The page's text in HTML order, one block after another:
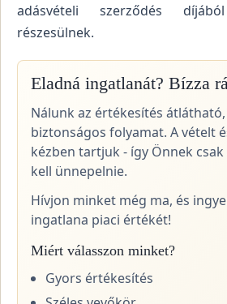
adásvételi szerződés
részesülnek.
Eladná ingatlanát? Bízza
Nálunk az értékesítés
biztonságos folyamat. A vételt
kézben tartjuk - így Önnek
kell ünnepelnie.
Hívjon minket még ma, és
ingatlana piaci értékét!
Miért válasszon minket?
Gyors értékesítés